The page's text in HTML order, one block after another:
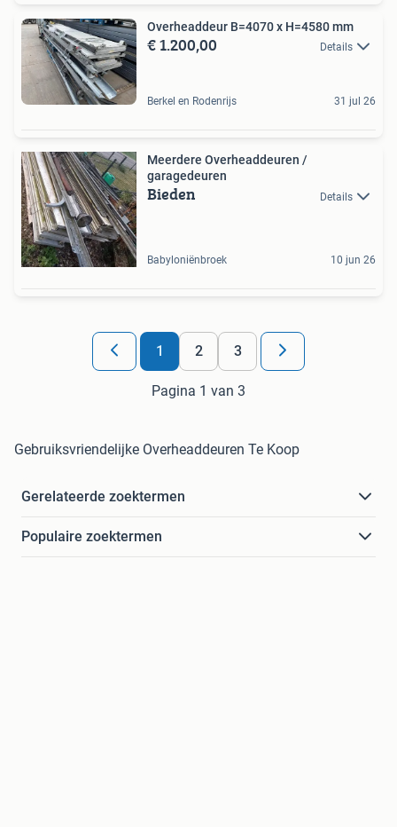
Overheaddeur B=4070 x H=4580 mm
€ 1.200,00 Details
Berkel en Rodenrijs 31 jul 26
Meerdere Overheaddeuren /
garagedeuren
Bieden Details
Babyloniënbroek 10 jun 26
1 2 3
Pagina 1 van 3
Gebruiksvriendelijke Overheaddeuren Te Koop
Gerelateerde zoektermen
Populaire zoektermen